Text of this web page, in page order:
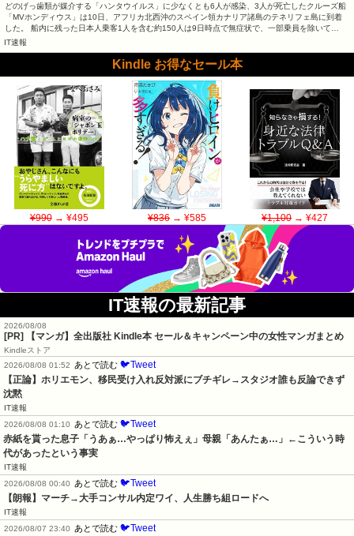
どのげっ歯類が媒介する「ハンタウイルス」に少なくとも6人が感染、3人が死亡したクルーズ船
「MVホンディウス」は10日、アフリカ北西沖のスペイン領カナリア諸島のテネリフェ島に到着
した。 船内に残った日本人乗客1人を含む約150人は9日時点で無症状で、一部乗員を除いて…
IT速報
Kindle お得なセール本
¥990→ ¥495 ¥836→ ¥585 ¥1,100→ ¥427
IT速報の最新記事
2026/08/08
[PR] 【マンガ】全出版社 Kindle本 セール＆キャンペーン中の女性マンガまとめ
Kindleストア
2026/08/08 01:52
あとで読む 🐦Tweet
【正論】ホリエモン、移民受け入れ反対派にブチギレ→スタジオ誰も反論できず
沈黙
IT速報
2026/08/08 01:10
あとで読む 🐦Tweet
赤紙を貰った息子「うあぁ…やっぱり怖えぇ」母親「あんたぁ…」←こういう時
代があったという事実
IT速報
2026/08/08 00:40
あとで読む 🐦Tweet
【朗報】マーチ→大手コンサル内定ワイ、人生勝ち組ロードへ
IT速報
2026/08/07 23:40
あとで読む 🐦Tweet